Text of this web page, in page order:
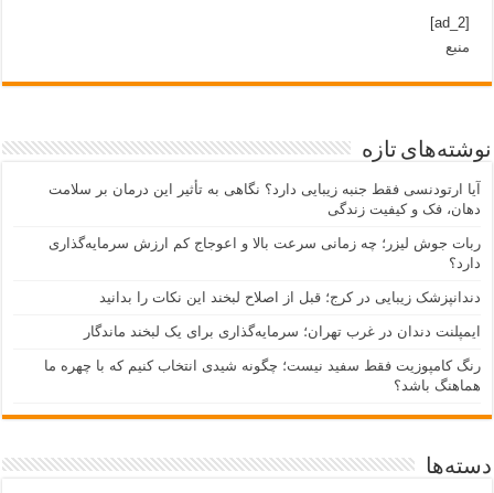
[ad_2]
منبع
نوشته‌های تازه
آیا ارتودنسی فقط جنبه زیبایی دارد؟ نگاهی به تأثیر این درمان بر سلامت
دهان، فک و کیفیت زندگی
ربات جوش لیزر؛ چه زمانی سرعت بالا و اعوجاج کم ارزش سرمایه‌گذاری
دارد؟
دندانپزشک زیبایی در کرج؛ قبل از اصلاح لبخند این نکات را بدانید
ایمپلنت دندان در غرب تهران؛ سرمایه‌گذاری برای یک لبخند ماندگار
رنگ کامپوزیت فقط سفید نیست؛ چگونه شیدی انتخاب کنیم که با چهره ما
هماهنگ باشد؟
دسته‌ها